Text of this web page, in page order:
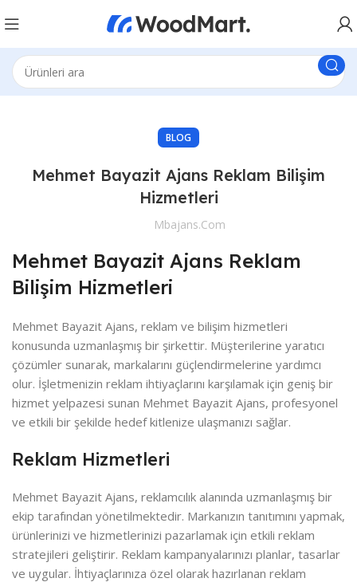
BLOG
Mehmet Bayazit Ajans Reklam Bilişim
Hizmetleri
Mbajans.com
Mehmet Bayazit Ajans Reklam
Bilişim Hizmetleri
Mehmet Bayazit Ajans, reklam ve bilişim hizmetleri
konusunda uzmanlaşmış bir şirkettir. Müşterilerine yaratıcı
çözümler sunarak, markalarını güçlendirmelerine yardımcı
olur. İşletmenizin reklam ihtiyaçlarını karşılamak için geniş bir
hizmet yelpazesi sunan Mehmet Bayazit Ajans, profesyonel
ve etkili bir şekilde hedef kitlenize ulaşmanızı sağlar.
Reklam Hizmetleri
Mehmet Bayazit Ajans, reklamcılık alanında uzmanlaşmış bir
ekip tarafından yönetilmektedir. Markanızın tanıtımını yapmak,
ürünlerinizi ve hizmetlerinizi pazarlamak için etkili reklam
stratejileri geliştirir. Reklam kampanyalarınızı planlar, tasarlar
ve uygular. İhtiyaçlarınıza özel olarak hazırlanan reklam